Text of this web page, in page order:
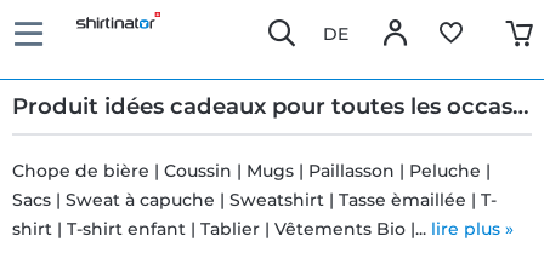
DE
Produit idées cadeaux pour toutes les occasions
Livraison
Chope de bière | Coussin | Mugs | Paillasson | Peluche |
Sacs | Sweat à capuche | Sweatshirt | Tasse èmaillée | T-
shirt | T-shirt enfant | Tablier | Vêtements Bio |... lire plus »